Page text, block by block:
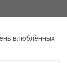
влюблённых